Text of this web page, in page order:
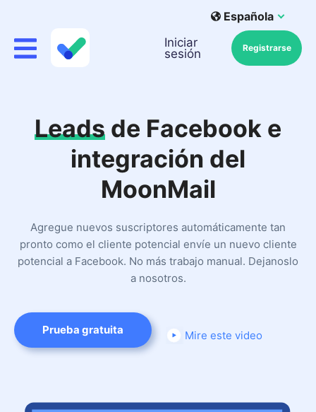
Española
Iniciar
sesión
Registrarse
Leads de Facebook e
integración del
MoonMail
Agregue nuevos suscriptores automáticamente tan
pronto como el cliente potencial envíe un nuevo cliente
potencial a Facebook. No más trabajo manual. Dejanoslo
a nosotros.
Prueba gratuita Mire este video